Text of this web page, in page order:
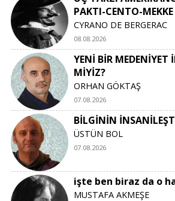
PAKTI-CENTO-
CYRANO DE BERGERAC
08.08.2026
YENİ BİR MEDENİYET
MİYİZ?
ORHAN GÖKTAŞ
07.08.2026
BİLGİNİN
ÜSTÜN BOL
07.08.2026
işte ben biraz da o
MUSTAFA AKMEŞE